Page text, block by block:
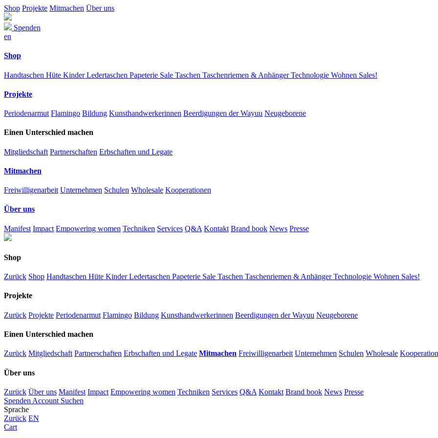
Shop Projekte Mitmachen Über uns
Spenden
en
Shop
Handtaschen Hüte KinderLedertaschen Papeterie Sale Taschen Taschenriemen & AnhängerTechnologie Wohnen Sales!
Projekte
Periodenarmut Flamingo Bildung Kunsthandwerkerinnen Beerdigungen der Wayuu Neugeborene
Einen Unterschied machen
Mitgliedschaft Partnerschaften Erbschaften und Legate
Mitmachen
Freiwilligenarbeit Unternehmen Schulen Wholesale Kooperationen
Über uns
Manifest Impact Empowering women Techniken Services Q&A Kontakt Brand book News Presse
Shop
Zurück Shop Handtaschen Hüte KinderLedertaschen Papeterie Sale Taschen Taschenriemen & AnhängerTechnologie Wohnen Sales!
Projekte
Zurück Projekte Periodenarmut Flamingo Bildung Kunsthandwerkerinnen Beerdigungen der Wayuu Neugeborene
Einen Unterschied machen
Zurück Mitgliedschaft Partnerschaften Erbschaften und Legate Mitmachen Freiwilligenarbeit Unternehmen Schulen Wholesale
Über uns
Zurück Über uns Manifest Impact Empowering women Techniken Services Q&A Kontakt Brand book News Presse
Spenden Account Suchen
Sprache
Zurück EN
Cart